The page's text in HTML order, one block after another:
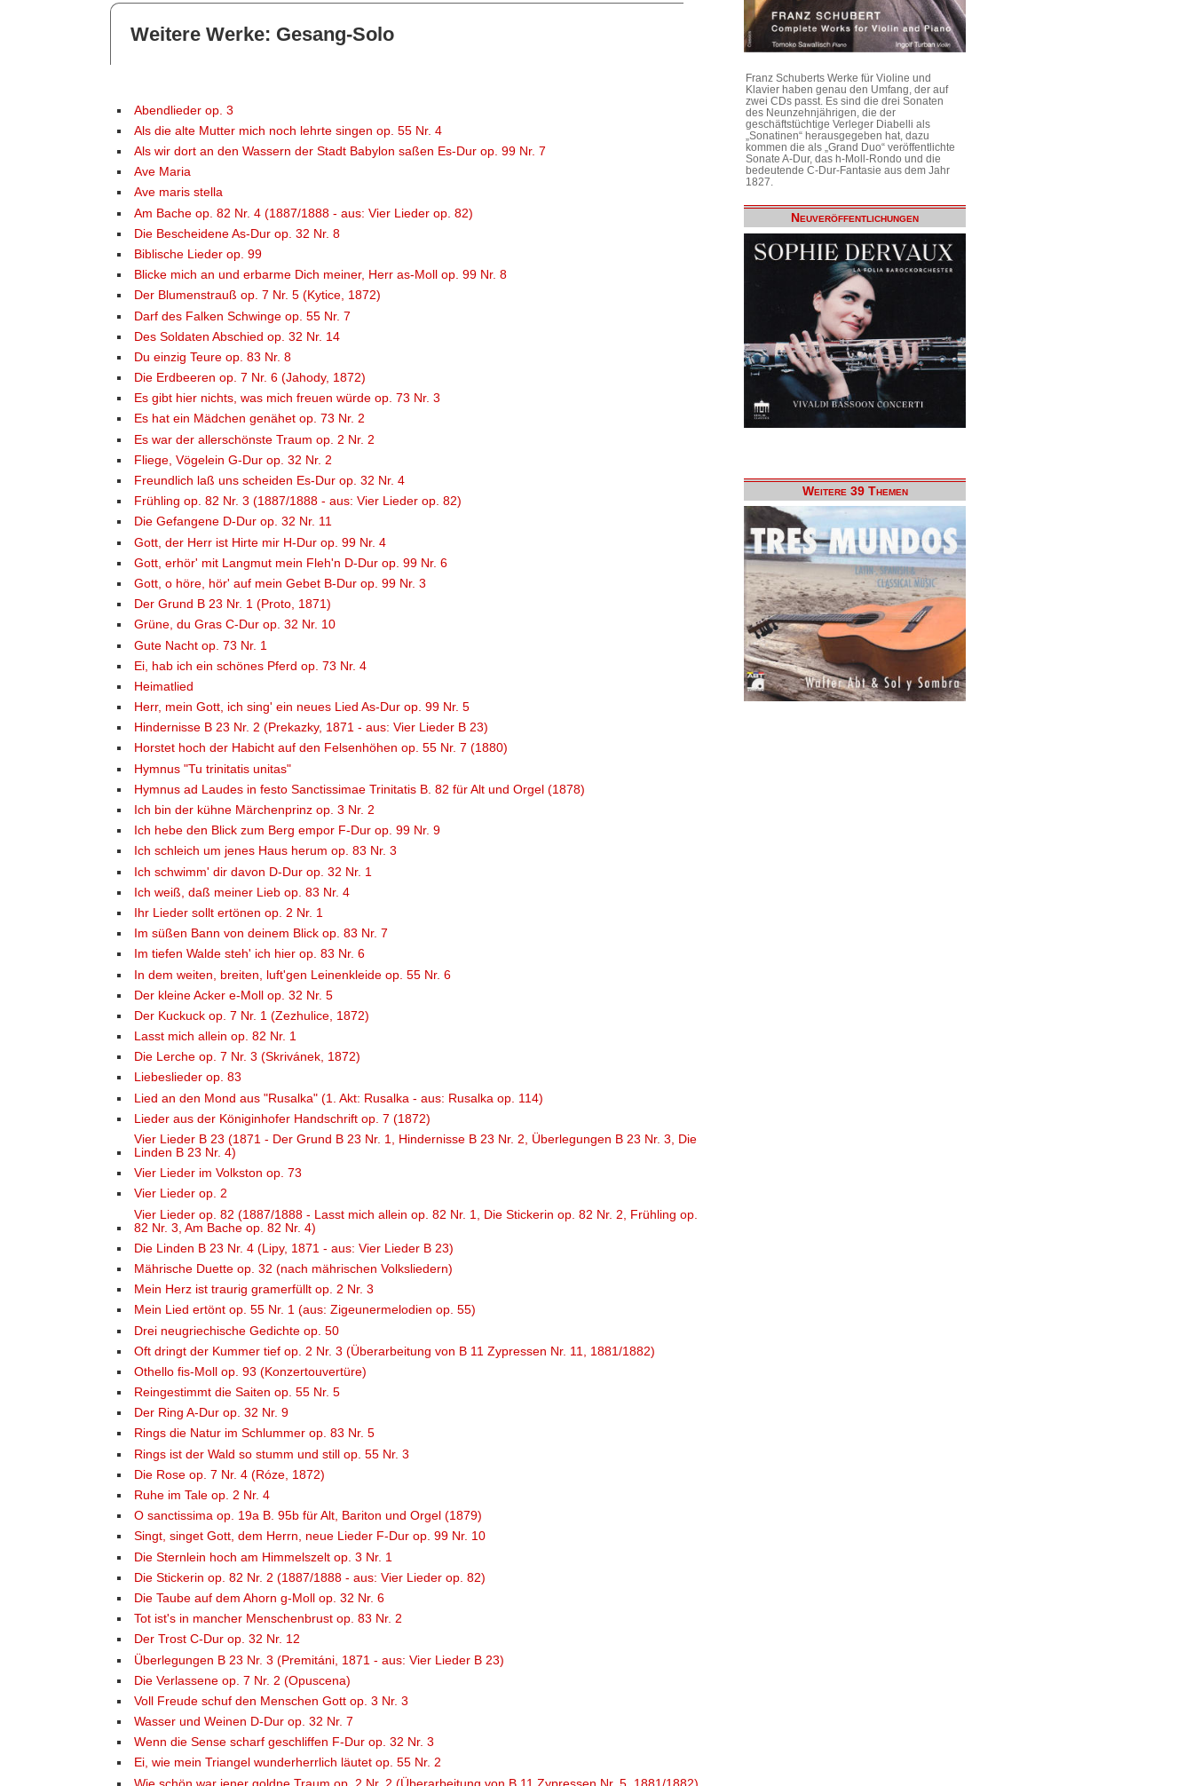
Weitere Werke: Gesang-Solo
Abendlieder op. 3
Als die alte Mutter mich noch lehrte singen op. 55 Nr. 4
Als wir dort an den Wassern der Stadt Babylon saßen Es-Dur op. 99 Nr. 7
Ave Maria
Ave maris stella
Am Bache op. 82 Nr. 4 (1887/1888 - aus: Vier Lieder op. 82)
Die Bescheidene As-Dur op. 32 Nr. 8
Biblische Lieder op. 99
Blicke mich an und erbarme Dich meiner, Herr as-Moll op. 99 Nr. 8
Der Blumenstrauß op. 7 Nr. 5 (Kytice, 1872)
Darf des Falken Schwinge op. 55 Nr. 7
Des Soldaten Abschied op. 32 Nr. 14
Du einzig Teure op. 83 Nr. 8
Die Erdbeeren op. 7 Nr. 6 (Jahody, 1872)
Es gibt hier nichts, was mich freuen würde op. 73 Nr. 3
Es hat ein Mädchen genähet op. 73 Nr. 2
Es war der allerschönste Traum op. 2 Nr. 2
Fliege, Vögelein G-Dur op. 32 Nr. 2
Freundlich laß uns scheiden Es-Dur op. 32 Nr. 4
Frühling op. 82 Nr. 3 (1887/1888 - aus: Vier Lieder op. 82)
Die Gefangene D-Dur op. 32 Nr. 11
Gott, der Herr ist Hirte mir H-Dur op. 99 Nr. 4
Gott, erhör' mit Langmut mein Fleh'n D-Dur op. 99 Nr. 6
Gott, o höre, hör' auf mein Gebet B-Dur op. 99 Nr. 3
Der Grund B 23 Nr. 1 (Proto, 1871)
Grüne, du Gras C-Dur op. 32 Nr. 10
Gute Nacht op. 73 Nr. 1
Ei, hab ich ein schönes Pferd op. 73 Nr. 4
Heimatlied
Herr, mein Gott, ich sing' ein neues Lied As-Dur op. 99 Nr. 5
Hindernisse B 23 Nr. 2 (Prekazky, 1871 - aus: Vier Lieder B 23)
Horstet hoch der Habicht auf den Felsenhöhen op. 55 Nr. 7 (1880)
Hymnus "Tu trinitatis unitas"
Hymnus ad Laudes in festo Sanctissimae Trinitatis B. 82 für Alt und Orgel (1878)
Ich bin der kühne Märchenprinz op. 3 Nr. 2
Ich hebe den Blick zum Berg empor F-Dur op. 99 Nr. 9
Ich schleich um jenes Haus herum op. 83 Nr. 3
Ich schwimm' dir davon D-Dur op. 32 Nr. 1
Ich weiß, daß meiner Lieb op. 83 Nr. 4
Ihr Lieder sollt ertönen op. 2 Nr. 1
Im süßen Bann von deinem Blick op. 83 Nr. 7
Im tiefen Walde steh' ich hier op. 83 Nr. 6
In dem weiten, breiten, luft'gen Leinenkleide op. 55 Nr. 6
Der kleine Acker e-Moll op. 32 Nr. 5
Der Kuckuck op. 7 Nr. 1 (Zezhulice, 1872)
Lasst mich allein op. 82 Nr. 1
Die Lerche op. 7 Nr. 3 (Skrivánek, 1872)
Liebeslieder op. 83
Lied an den Mond aus "Rusalka" (1. Akt: Rusalka - aus: Rusalka op. 114)
Lieder aus der Königinhofer Handschrift op. 7 (1872)
Vier Lieder B 23 (1871 - Der Grund B 23 Nr. 1, Hindernisse B 23 Nr. 2, Überlegungen B 23 Nr. 3, Die
Linden B 23 Nr. 4)
Vier Lieder im Volkston op. 73
Vier Lieder op. 2
Vier Lieder op. 82 (1887/1888 - Lasst mich allein op. 82 Nr. 1, Die Stickerin op. 82 Nr. 2, Frühling op.
82 Nr. 3, Am Bache op. 82 Nr. 4)
Die Linden B 23 Nr. 4 (Lipy, 1871 - aus: Vier Lieder B 23)
Mährische Duette op. 32 (nach mährischen Volksliedern)
Mein Herz ist traurig gramerfüllt op. 2 Nr. 3
Mein Lied ertönt op. 55 Nr. 1 (aus: Zigeunermelodien op. 55)
Drei neugriechische Gedichte op. 50
Oft dringt der Kummer tief op. 2 Nr. 3 (Überarbeitung von B 11 Zypressen Nr. 11, 1881/1882)
Othello fis-Moll op. 93 (Konzertouvertüre)
Reingestimmt die Saiten op. 55 Nr. 5
Der Ring A-Dur op. 32 Nr. 9
Rings die Natur im Schlummer op. 83 Nr. 5
Rings ist der Wald so stumm und still op. 55 Nr. 3
Die Rose op. 7 Nr. 4 (Róze, 1872)
Ruhe im Tale op. 2 Nr. 4
O sanctissima op. 19a B. 95b für Alt, Bariton und Orgel (1879)
Singt, singet Gott, dem Herrn, neue Lieder F-Dur op. 99 Nr. 10
Die Sternlein hoch am Himmelszelt op. 3 Nr. 1
Die Stickerin op. 82 Nr. 2 (1887/1888 - aus: Vier Lieder op. 82)
Die Taube auf dem Ahorn g-Moll op. 32 Nr. 6
Tot ist's in mancher Menschenbrust op. 83 Nr. 2
Der Trost C-Dur op. 32 Nr. 12
Überlegungen B 23 Nr. 3 (Premitáni, 1871 - aus: Vier Lieder B 23)
Die Verlassene op. 7 Nr. 2 (Opuscena)
Voll Freude schuf den Menschen Gott op. 3 Nr. 3
Wasser und Weinen D-Dur op. 32 Nr. 7
Wenn die Sense scharf geschliffen F-Dur op. 32 Nr. 3
Ei, wie mein Triangel wunderherrlich läutet op. 55 Nr. 2
Franz Schuberts Werke für Violine und
Klavier haben genau den Umfang, der auf
zwei CDs passt. Es sind die drei Sonaten
des Neunzehnjährigen, die der
geschäftstüchtige Verleger Diabelli als
„Sonatinen“ herausgegeben hat, dazu
kommen die als „Grand Duo“ veröffentlichte
Sonate A-Dur, das h-Moll-Rondo und die
bedeutende C-Dur-Fantasie aus dem Jahr
1827.
Neuveröffentlichungen
Weitere 39 Themen